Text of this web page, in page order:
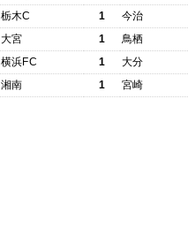
栃木C 1
今治
大宮 1
鳥栖
横浜FC 1
大分
湘南 1 宮崎